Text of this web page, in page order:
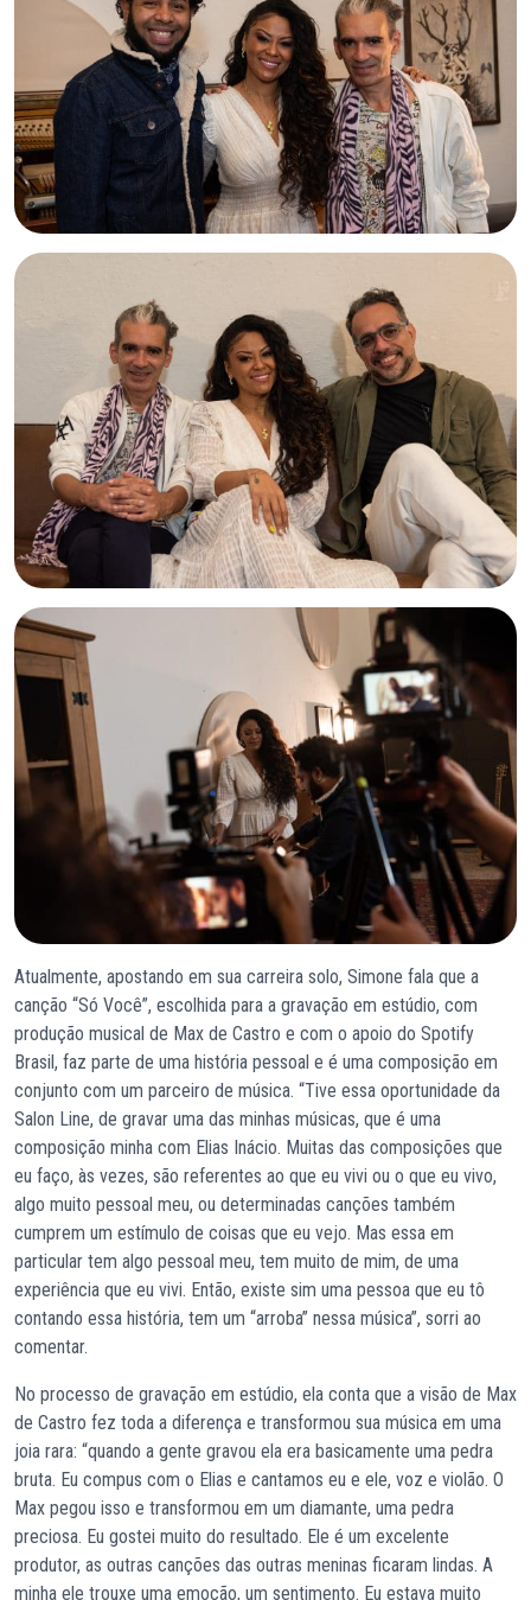
Atualmente, apostando em sua carreira solo, Simone fala que a
canção “Só Você”, escolhida para a gravação em estúdio, com
produção musical de Max de Castro e com o apoio do Spotify
Brasil, faz parte de uma história pessoal e é uma composição em
conjunto com um parceiro de música. “Tive essa oportunidade da
Salon Line, de gravar uma das minhas músicas, que é uma
composição minha com Elias Inácio. Muitas das composições que
eu faço, às vezes, são referentes ao que eu vivi ou o que eu vivo,
algo muito pessoal meu, ou determinadas canções também
cumprem um estímulo de coisas que eu vejo. Mas essa em
particular tem algo pessoal meu, tem muito de mim, de uma
experiência que eu vivi. Então, existe sim uma pessoa que eu tô
contando essa história, tem um “arroba” nessa música”, sorri ao
comentar.
No processo de gravação em estúdio, ela conta que a visão de Max
de Castro fez toda a diferença e transformou sua música em uma
joia rara: “quando a gente gravou ela era basicamente uma pedra
bruta. Eu compus com o Elias e cantamos eu e ele, voz e violão. O
Max pegou isso e transformou em um diamante, uma pedra
preciosa. Eu gostei muito do resultado. Ele é um excelente
produtor, as outras canções das outras meninas ficaram lindas. A
minha ele trouxe uma emoção, um sentimento. Eu estava muito